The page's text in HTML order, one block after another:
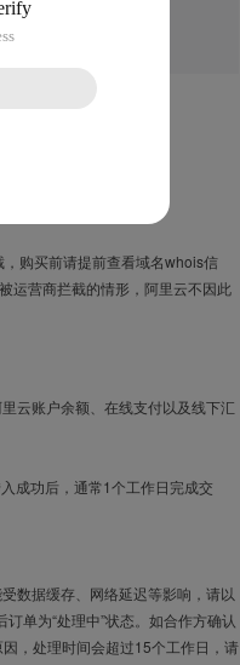
购买前请提前查看域名whois信
运营商拦截的情形，阿里云不因此
云账户余额、在线支付以及线下汇
成功后，通常1个工作日完成交
数据缓存、网络延迟等影响，请以
单为“处理中”状态。如合作方确认
，处理时间会超过15个工作日，请